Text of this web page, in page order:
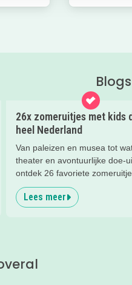
26x zomeruitjes met kids
heel Nederland
Van paleizen en musea tot
theater en avontuurlijke doe-
ontdek 26 favoriete
gezinnen door heel Nederland.
Lees meer